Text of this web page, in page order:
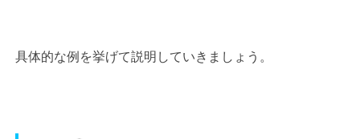
具体的な例を挙げて説明していきましょう。